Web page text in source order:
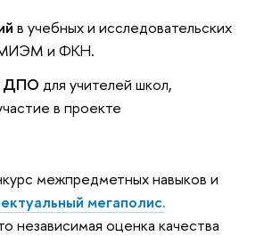
в учебных и исследовательских
МИЭМ и ФКН.
ДПОдля учителей школ,
в проекте
межпредметных навыков и
мегаполис.
независимая оценка качества